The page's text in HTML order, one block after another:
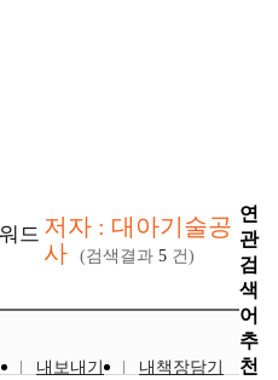
드 저자 : 대아기술공
사
(검색결과 5 건)
내보내기
내책장담기
연
관
검
색
어
추
천